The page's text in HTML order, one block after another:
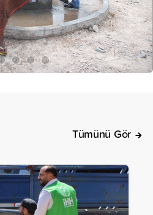
Tümünü Gör